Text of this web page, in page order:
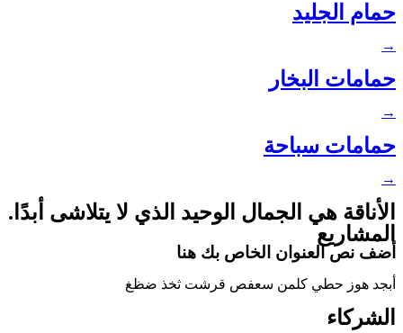
حمام الجليد
→
حمامات البخار
→
حمامات سباحة
→
الأناقة هي الجمال الوحيد الذي لا يتلاشى أبدًا.
المشاريع
أضف نص العنوان الخاص بك هنا
أبجد هوز حطي كلمن سعفص قرشت ثخذ ضظغ
الشركاء